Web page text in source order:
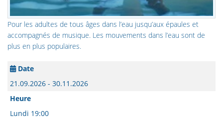
Pour les adultes de tous âges dans l’eau jusqu’aux épaules et
accompagnés de musique. Les mouvements dans l’eau sont de
plus en plus populaires.
Date
21.09.2026 - 30.11.2026
Heure
Lundi 19:00